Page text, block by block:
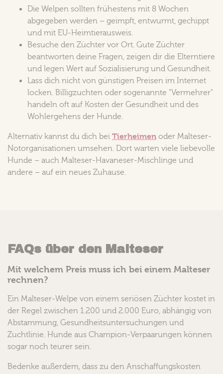
Die Welpen sollten frühestens mit 8 Wochen
abgegeben werden – geimpft, entwurmt, gechippt
und mit EU-Heimtierausweis.
Besuche den Züchter vor Ort. Gute Züchter
beantworten deine Fragen, zeigen dir die Elterntiere
und legen Wert auf Sozialisierung und Gesundheit.
Lass dich nicht von günstigen Preisen im Internet
locken. Billigzuchten oder sogenannte "Vermehrer"
handeln oft auf Kosten der Gesundheit und des
Wohlergehens der Hunde.
Alternativ kannst du dich bei Tierheimen oder Malteser-
Notorganisationen umsehen. Dort warten viele liebevolle
Hunde – auch Malteser-Havaneser-Mischlinge und
andere – auf ein neues Zuhause.
FAQs über den Malteser
Mit welchem Preis muss ich bei einem Malteser
rechnen?
Ein Malteser-Welpe von einem seriösen Züchter kostet in
der Regel zwischen 1.200 und 2.000 Euro, abhängig von
Abstammung, Gesundheitsuntersuchungen und
Zuchtlinie. Hunde aus Champion-Verpaarungen können
sogar noch teurer sein.
Bedenke außerdem, dass zu den Anschaffungskosten